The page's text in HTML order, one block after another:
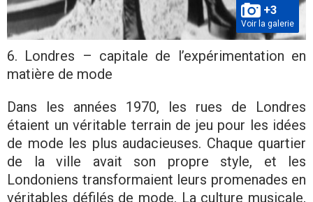
+3
Voir la galerie
6. Londres – capitale de l’expérimentation en
matière de mode
Dans les années 1970, les rues de Londres
étaient un véritable terrain de jeu pour les idées
de mode les plus audacieuses. Chaque quartier
de la ville avait son propre style, et les
Londoniens transformaient leurs promenades en
véritables défilés de mode. La culture musicale,